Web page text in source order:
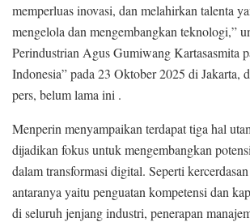
memperluas inovasi, dan melahirkan talenta
mengelola dan mengembangkan teknologi,”
Perindustrian Agus Gumiwang Kartasasmita
Indonesia” pada 23 Oktober 2025 di Jakarta,
pers, belum lama ini .
Menperin menyampaikan terdapat tiga hal
dijadikan fokus untuk mengembangkan
dalam transformasi digital. Seperti
antaranya yaitu penguatan kompetensi dan
di seluruh jenjang industri, penerapan